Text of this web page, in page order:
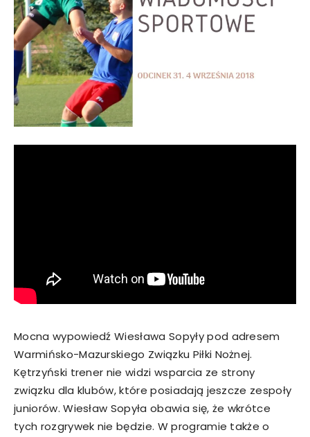
Mocna wypowiedź Wiesława Sopyły pod adresem
Warmińsko-Mazurskiego Związku Piłki Nożnej.
Kętrzyński trener nie widzi wsparcia ze strony
związku dla klubów, które posiadają jeszcze zespoły
juniorów. Wiesław Sopyła obawia się, że wkrótce
tych rozgrywek nie będzie. W programie także o